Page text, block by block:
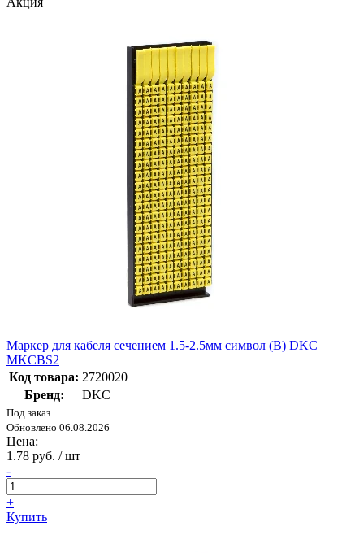
Маркер для кабеля сечением 1.5-2.5мм символ (B) DKC
MKCBS2
Код товара: 2720020
Бренд:
DKC
Под заказ
Обновлено 06.08.2026
Цена:
1.78 руб. / шт
-
+
Купить